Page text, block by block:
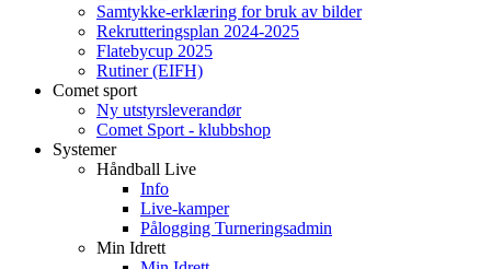
Samtykke-erklæring for bruk av bilder
Rekrutteringsplan 2024-2025
Flatebycup 2025
Rutiner (EIFH)
Comet sport
Ny utstyrsleverandør
Comet Sport - klubbshop
Systemer
Håndball Live
Info
Live-kamper
Pålogging Turneringsadmin
Min Idrett